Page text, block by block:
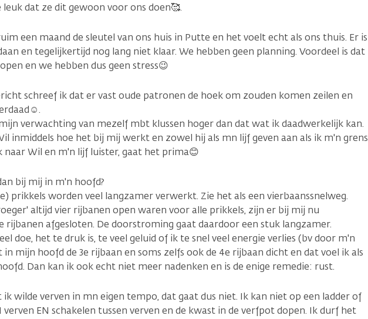
leuk dat ze dit gewoon voor ons doen🥰.
een maand de sleutel van ons huis in Putte en het voelt echt als ons thuis. Er is
en tegelijkertijd nog lang niet klaar. We hebben geen planning. Voordeel is dat
en we hebben dus geen stress😉
schreef ik dat er vast oude patronen de hoek om zouden komen zeilen en
verwachting van mezelf mbt klussen hoger dan dat wat ik daadwerkelijk kan.
inmiddels hoe het bij mij werkt en zowel hij als mn lijf geven aan als ik m'n grens
naar Wil en m'n lijf luister, gaat het prima😊
bij mij in m'n hoofd?
prikkels worden veel langzamer verwerkt. Zie het als een vierbaanssnelweg.
altijd vier rijbanen open waren voor alle prikkels, zijn er bij mij nu
afgesloten. De doorstroming gaat daardoor een stuk langzamer.
doe, het te druk is, te veel geluid of ik te snel veel energie verlies (bv door m'n
in mijn hoofd de 3e rijbaan en soms zelfs ook de 4e rijbaan dicht en dat voel ik als
Dan kan ik ook echt niet meer nadenken en is de enige remedie: rust.
wilde verven in mn eigen tempo, dat gaat dus niet. Ik kan niet op een ladder of
verven EN schakelen tussen verven en de kwast in de verfpot dopen. Ik durf het